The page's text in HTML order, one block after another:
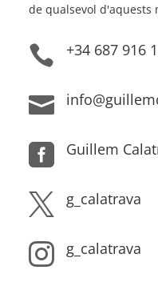
de qualsevol d'aquests
 +34 687 916

 Guillem
 g_calatrava
 g_calatrava